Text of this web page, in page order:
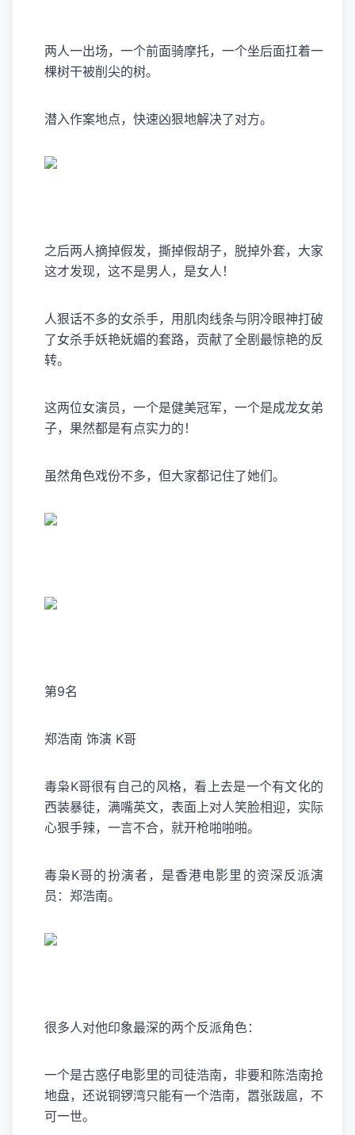
两人一出场，一个前面骑摩托，一个坐后面扛着一
棵树干被削尖的树。
潜入作案地点，快速凶狠地解决了对方。
之后两人摘掉假发，撕掉假胡子，脱掉外套，大家
这才发现，这不是男人，是女人！
人狠话不多的女杀手，用肌肉线条与阴冷眼神打破
了女杀手妖艳妩媚的套路，贡献了全剧最惊艳的反
转。
这两位女演员，一个是健美冠军，一个是成龙女弟
子，果然都是有点实力的！
虽然角色戏份不多，但大家都记住了她们。
第9名
郑浩南 饰演 K哥
毒枭K哥很有自己的风格，看上去是一个有文化的
西装暴徒，满嘴英文，表面上对人笑脸相迎，实际
心狠手辣，一言不合，就开枪啪啪啪。
毒枭K哥的扮演者，是香港电影里的资深反派演
员： 郑浩南。
很多人对他印象最深的两个反派角色：
一个是古惑仔电影里的司徒浩南，非要和陈浩南抢
地盘，还说铜锣湾只能有一个浩南，嚣张跋扈，不
可一世。